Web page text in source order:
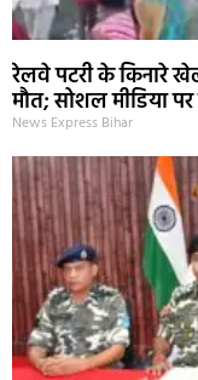
रेलवे पटरी के किनारे
मौत; सोशल मीडिया
News Express Bihar